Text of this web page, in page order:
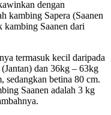
dengan
kambing Sapera (Saanen
kambing Saanen dari
termasuk kecil daripada
dan 36kg – 63kg
sedangkan betina 80 cm.
Saanen adalah 3 kg